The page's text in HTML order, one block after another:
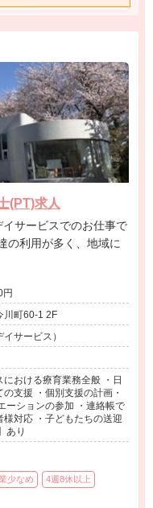
(PT)求人
の利用が多く、地域に
円
川町60-1 2F
サービス）
おける療育業務全般 ・日
支援 ・個別支援の計画・
ーションの参加 ・連絡帳で
対応 ・子どもたちの送迎
あり
少なめ 4週8休以上